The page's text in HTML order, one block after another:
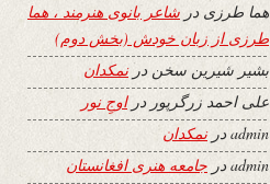
هما طرزی در شاعر بانوی هنرمند ، هما
طرزی از زبان خودش (بخش دوم)
بشیر شیرین سخن درنمکدان
علی احمد زرگرپور دراوجِ نور
adminدرنمکدان
admin در جامعه هنری افغانستان